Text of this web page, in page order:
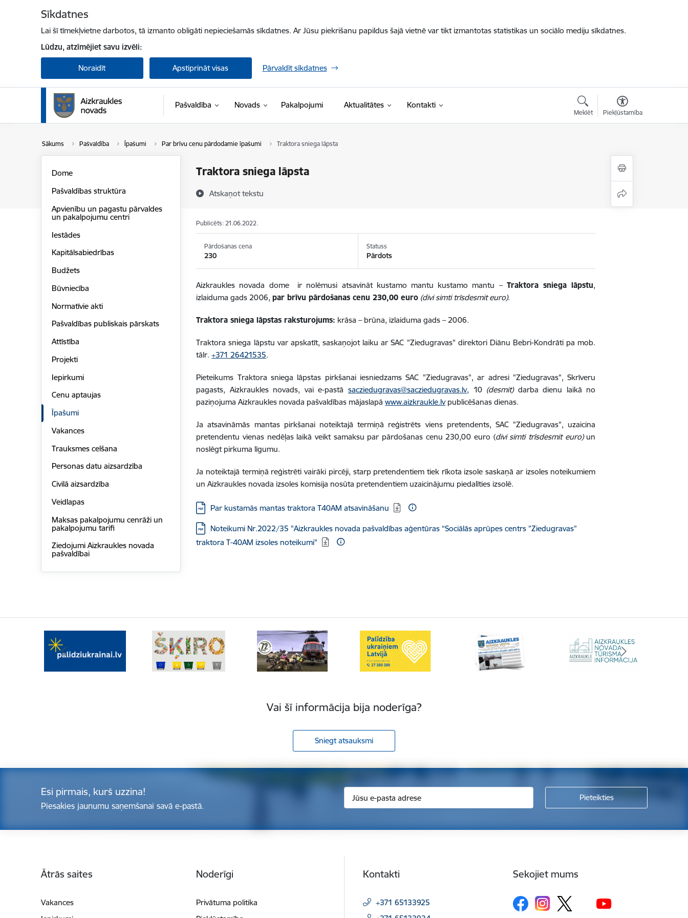
Sīkdatnes
Lai šī tīmekļvietne darbotos, tā izmanto obligāti nepieciešamās sīkdatnes. Ar Jūsu piekrišanu papildus šajā vietnē var tikt izmantotas statistikas un sociālo mediju sīkdatnes.
Lūdzu, atzīmējiet savu izvēli:
Noraidīt Apstiprināt visas Pārvaldīt sīkdatnes
Pašvaldība Novads Pakalpojumi Aktualitātes Kontakti
Meklēt Piekļūstamība
Sākums Pašvaldība Īpašumi Par brīvu cenu pārdodamie īpašumi Traktora sniega lāpsta
Traktora sniega lāpsta
Atskaņot tekstu
Dome
Pašvaldības struktūra
Apvienību un pagastu pārvaldes
un pakalpojumu centri
Iestādes
Kapitālsabiedrības
Budžets
Būvniecība
Normatīvie akti
Pašvaldības publiskais pārskats
Attīstība
Projekti
Iepirkumi
Cenu aptaujas
Īpašumi
Vakances
Trauksmes celšana
Personas datu aizsardzība
Civilā aizsardzība
Veidlapas
Maksas pakalpojumu cenrāži un
pakalpojumu tarifi
Ziedojumi Aizkraukles novada
pašvaldībai
Publicēts: 21.06.2022.
Pārdošanas cena
230
Statuss
Pārdots
Aizkraukles novada dome ir nolēmusi atsavināt kustamo mantu kustamo mantu – Traktora sniega lāpstu,
izlaiduma gads 2006,par brīvu pārdošanas cenu 230,00 euro (divi simti trīsdesmit euro).
Traktora sniega lāpstas raksturojums: krāsa – brūna, izlaiduma gads – 2006.
Traktora sniega lāpstu var apskatīt, saskaņojot laiku ar SAC "Ziedugravas" direktori Diānu Bebri-Kondrāti pa mob.
tālr.+371 26421535.
Pieteikums Traktora sniega lāpstas pirkšanai iesniedzams SAC "Ziedugravas", ar adresi "Ziedugravas", Skrīveru
pagasts, Aizkraukles novads, vai e-pastā sacziedugravas@sacziedugravas.lv, 10 (desmit)darba dienu laikā no
paziņojuma Aizkraukles novada pašvaldības mājaslapāwww.aizkraukle.lvpublicēšanas dienas.
Ja atsavināmās mantas pirkšanai noteiktajā termiņā reģistrēts viens pretendents, SAC "Ziedugravas", uzaicina
pretendentu vienas nedēļas laikā veikt samaksu par pārdošanas cenu 230,00 euro (divi simti trīsdesmit euro)un
noslēgt pirkuma līgumu.
Ja noteiktajā termiņā reģistrēti vairāki pircēji, starp pretendentiem tiek rīkota izsole saskaņā ar izsoles noteikumiem
un Aizkraukles novada izsoles komisija nosūta pretendentiem uzaicinājumu piedalīties izsolē.
Lejupielādēt:
Par kustamās mantas traktora T40AM atsavināšanu
Lejupielādēt:
Noteikumi Nr.2022/35 "Aizkraukles novada pašvaldības aģentūras “Sociālās aprūpes centrs ”Ziedugravas”
traktora T-40AM izsoles noteikumi"
Vai šī informācija bija noderīga?
Sniegt atsauksmi
Esi pirmais, kurš uzzina!
Piesakies jaunumu saņemšanai savā e-pastā.
Ātrās saites
Vakances
Noderīgi
Privātuma politika
Kontakti
+371 65133925
Sekojiet mums